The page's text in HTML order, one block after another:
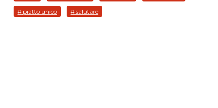
# piatto unico # salutare